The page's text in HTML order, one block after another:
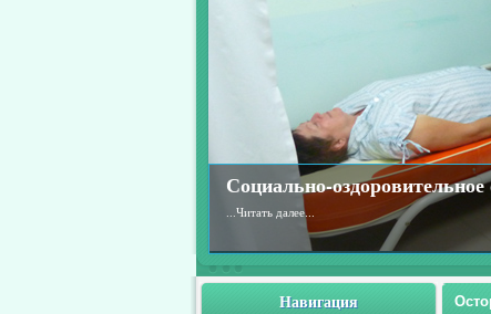
Социально-оздоровительное
Читать далее...
Навигация